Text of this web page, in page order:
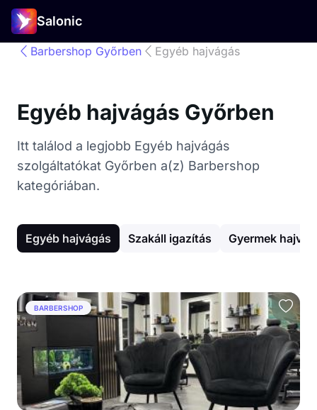
Salonic
Barbershop Győrben Egyéb hajvágás
Egyéb hajvágás Győrben
Itt találod a legjobb Egyéb hajvágás
szolgáltatókat Győrben a(z) Barbershop
kategóriában.
Egyéb hajvágás Szakáll igazítás Gyermek
BARBERSHOP